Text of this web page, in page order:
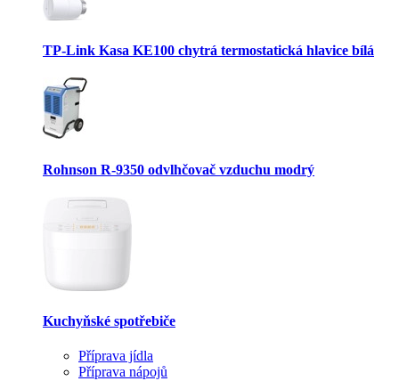
TP-Link Kasa KE100 chytrá termostatická hlavice bílá
Rohnson R-9350 odvlhčovač vzduchu modrý
Kuchyňské spotřebiče
Příprava jídla
Příprava nápojů